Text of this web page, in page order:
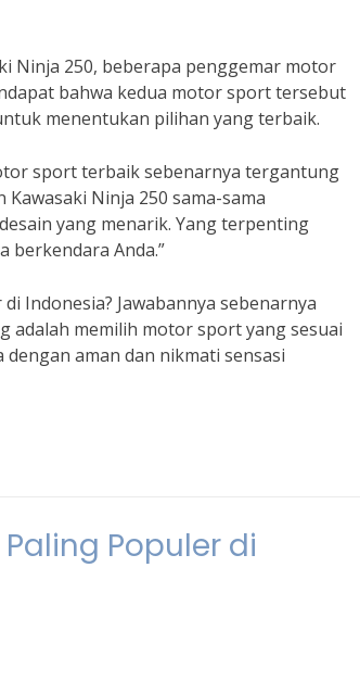
Ninja 250, beberapa penggemar motor
bahwa kedua motor sport tersebut
menentukan pilihan yang terbaik.
sport terbaik sebenarnya tergantung
Ninja 250 sama-sama
yang menarik. Yang terpenting
berkendara Anda.”
Indonesia? Jawabannya sebenarnya
adalah memilih motor sport yang sesuai
aman dan nikmati sensasi
Populer di